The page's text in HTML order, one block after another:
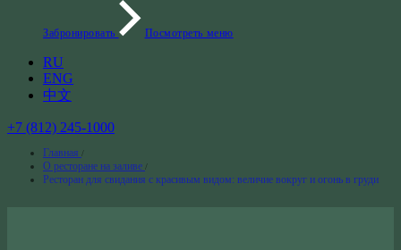
Забронировать Посмотреть меню
RU
ENG
中文
+7 (812) 245-1000
Главная
О ресторане на заливе
Ресторан для свидания с красивым видом: величие вокруг и огонь в груди